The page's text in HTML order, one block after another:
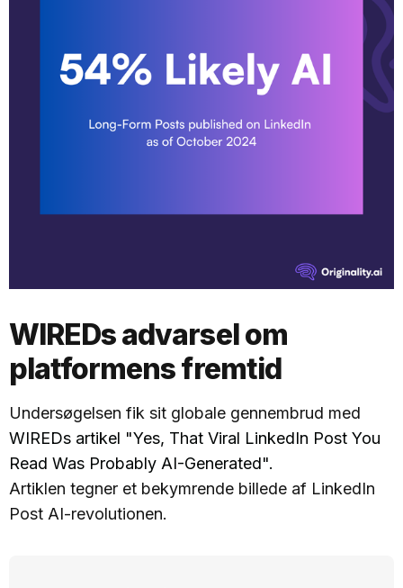
WIREDs advarsel om
platformens fremtid
Undersøgelsen fik sit globale gennembrud med
WIREDs artikel "Yes, That Viral LinkedIn Post You
Read Was Probably AI-Generated".
Artiklen tegner et bekymrende billede af LinkedIn
Post AI-revolutionen.